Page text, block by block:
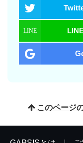
このページ